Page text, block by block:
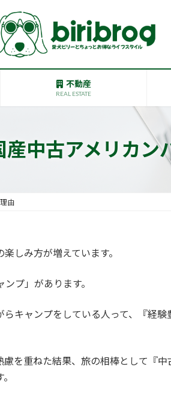
不動産
REAL ESTATE
中古アメリカン
由
しみ方が増えています。
プ」があります。
キャンプをしている人って、『経験
を重ねた結果、旅の相棒として『中